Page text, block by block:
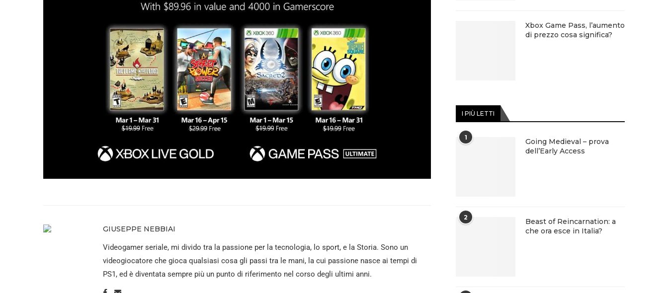
GIUSEPPE NEBBIAI
Videogamer seriale, mi divido tra la passione per la tecnologia, lo sport, e la Storia. Sono un
videogiocatore che gioca qualsiasi cosa gli passi tra le mani, la cui passione nasce ai tempi di
PS1, ed è diventata sempre più un punto di riferimento nel corso degli ultimi anni.
Xbox Game Pass, l’aumento
di prezzo cosa significa?
I PIÙ LETTI
1
Going Medieval – prova
dell’Early Access
2
Beast of Reincarnation: a
che ora esce in Italia?